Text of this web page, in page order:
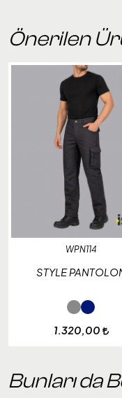
Önerilen
WPN114
STYLE
1.320,00
Bunları da